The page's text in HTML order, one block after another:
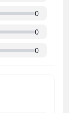
0
0
0